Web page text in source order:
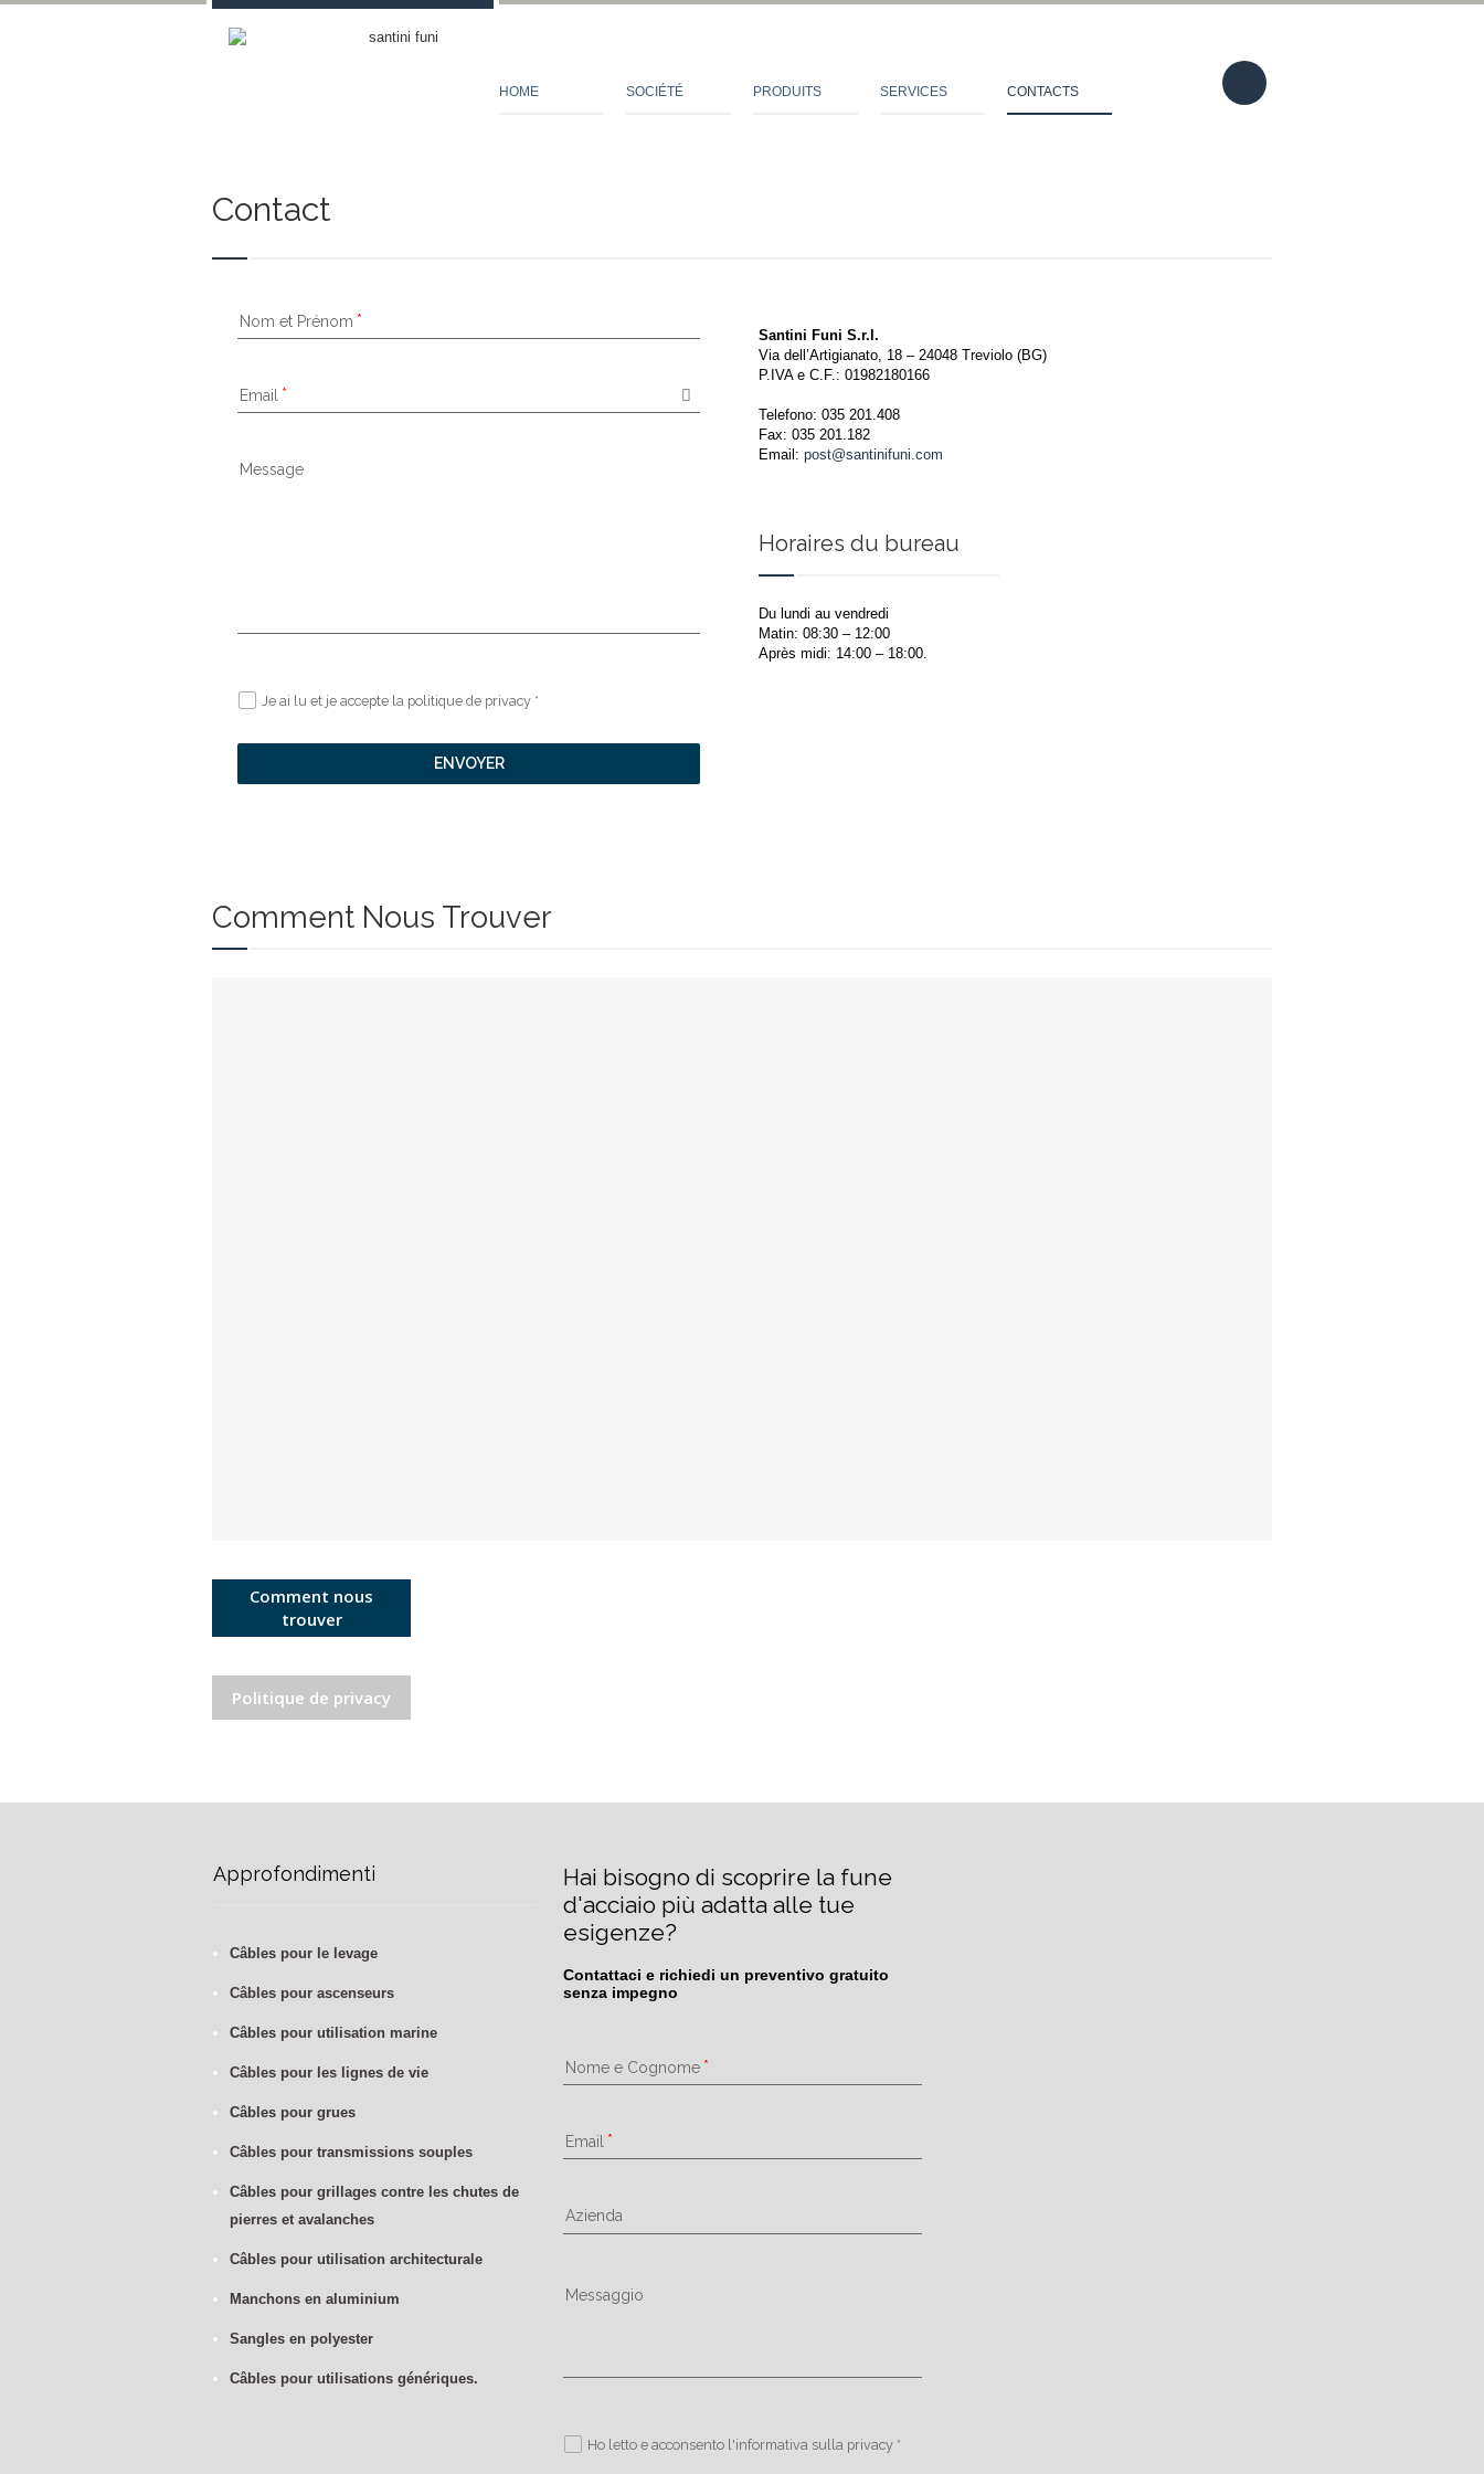
HOME SOCIÉTÉ PRODUITS SERVICES CONTACTS
Contact
Nom et Prénom
Email
Message
Je ai lu et je accepte la politique de privacy *
ENVOYER
Santini Funi S.r.l.
Via dell’Artigianato, 18 – 24048 Treviolo (BG)
P.IVA e C.F.: 01982180166
Telefono: 035 201.408
Fax: 035 201.182
Email: post@santinifuni.com
Horaires du bureau
Du lundi au vendredi
Matin: 08:30 – 12:00
Après midi: 14:00 – 18:00.
Comment Nous Trouver
Comment nous
trouver
Politique de privacy
Approfondimenti
Câbles pour le levage
Câbles pour ascenseurs
Câbles pour utilisation marine
Câbles pour les lignes de vie
Câbles pour grues
Câbles pour transmissions souples
Câbles pour grillages contre les chutes de
pierres et avalanches
Câbles pour utilisation architecturale
Manchons en aluminium
Sangles en polyester
Câbles pour utilisations génériques.
Hai bisogno di scoprire la fune
d'acciaio più adatta alle tue
esigenze?
Contattaci e richiedi un preventivo gratuito
senza impegno
Nome e Cognome
Email
Azienda
Messaggio
Ho letto e acconsento l'informativa sulla privacy *